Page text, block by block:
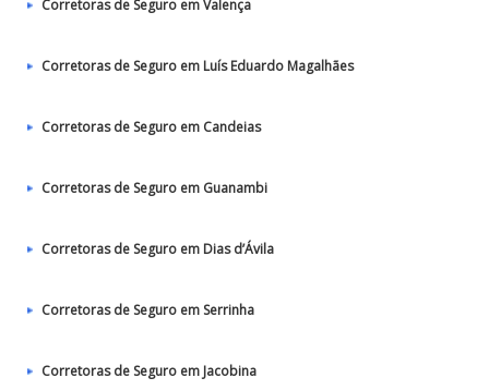
Corretoras de Seguro em Valença
Corretoras de Seguro em Luís Eduardo Magalhães
Corretoras de Seguro em Candeias
Corretoras de Seguro em Guanambi
Corretoras de Seguro em Dias d’Ávila
Corretoras de Seguro em Serrinha
Corretoras de Seguro em Jacobina